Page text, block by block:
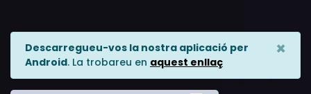
Descarregueu-vos la nostra aplicació per
Android. La trobareu en aquest enllaç
×